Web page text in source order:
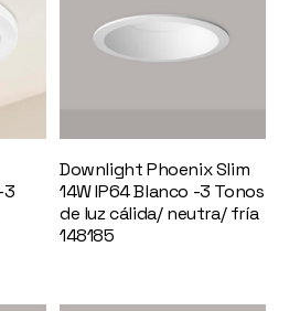
3
Downlight Phoenix Slim
14W IP64 Blanco -3 Tonos
de luz cálida/ neutra/ fría
148185